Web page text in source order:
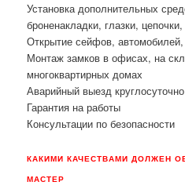
Установка дополнительных
броненакладки, глазки,
Открытие сейфов, автомобилей,
Монтаж замков в офисах, на
многоквартирных домах
Аварийный выезд круглосуточно
Гарантия на работы
Консультации по безопасности
КАКИМИ КАЧЕСТВАМИ ДОЛЖЕН
МАСТЕР